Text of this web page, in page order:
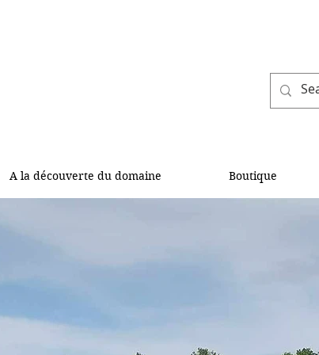
A la découverte du domaine Boutique
LES
LES